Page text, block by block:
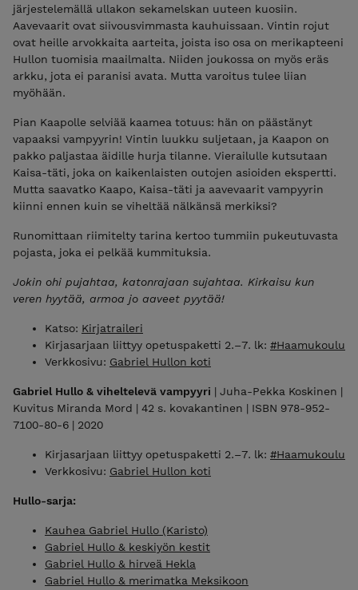
järjestelemällä ullakon sekamelskan uuteen kuosiin.
Aavevaarit ovat siivousvimmasta kauhuissaan. Vintin rojut
ovat heille arvokkaita aarteita, joista iso osa on merikapteeni
Hullon tuomisia maailmalta. Niiden joukossa on myös eräs
arkku, jota ei paranisi avata. Mutta varoitus tulee liian
myöhään.
Pian Kaapolle selviää kaamea totuus: hän on päästänyt
vapaaksi vampyyrin! Vintin luukku suljetaan, ja Kaapon on
pakko paljastaa äidille hurja tilanne. Vierailulle kutsutaan
Kaisa-täti, joka on kaikenlaisten outojen asioiden ekspertti.
Mutta saavatko Kaapo, Kaisa-täti ja aavevaarit vampyyrin
kiinni ennen kuin se viheltää nälkänsä merkiksi?
Runomittaan riimitelty tarina kertoo tummiin pukeutuvasta
pojasta, joka ei pelkää kummituksia.
Jokin ohi pujahtaa, katonrajaan sujahtaa. Kirkaisu kun
veren hyytää, armoa jo aaveet pyytää!
Katso: Kirjatraileri
Kirjasarjaan liittyy opetuspaketti 2.–7. lk: #Haamukoulu
Verkkosivu: Gabriel Hullon koti
Gabriel Hullo & viheltelevä vampyyri | Juha-Pekka Koskinen |
Kuvitus Miranda Mord | 42 s. kovakantinen | ISBN 978-952-
7100-80-6 | 2020
Kirjasarjaan liittyy opetuspaketti 2.–7. lk: #Haamukoulu
Verkkosivu: Gabriel Hullon koti
Hullo-sarja:
Kauhea Gabriel Hullo (Karisto)
Gabriel Hullo & keskiyön kestit
Gabriel Hullo & hirveä Hekla
Gabriel Hullo & merimatka Meksikoon